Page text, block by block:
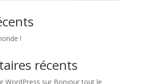
!
récents
WordPress sur Bonjour tout le